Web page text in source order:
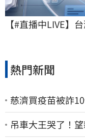
【#直播中LIVE】
熱門新聞
慈濟買疫苗被詐
吊車大王哭了！